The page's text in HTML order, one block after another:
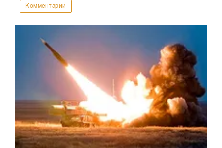
Комментарии